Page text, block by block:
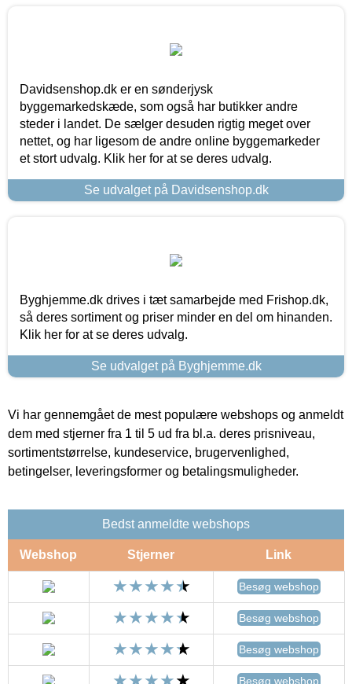
Davidsenshop.dk er en sønderjysk
byggemarkedskæde, som også har butikker andre
steder i landet. De sælger desuden rigtig meget over
nettet, og har ligesom de andre online byggemarkeder
et stort udvalg. Klik her for at se deres udvalg.
Se udvalget på Davidsenshop.dk
Byghjemme.dk drives i tæt samarbejde med Frishop.dk,
så deres sortiment og priser minder en del om hinanden.
Klik her for at se deres udvalg.
Se udvalget på Byghjemme.dk
Vi har gennemgået de mest populære webshops og anmeldt
dem med stjerner fra 1 til 5 ud fra bl.a. deres prisniveau,
sortimentstørrelse, kundeservice, brugervenlighed,
betingelser, leveringsformer og betalingsmuligheder.
Bedst anmeldte webshops
Webshop Stjerner Link
Besøg webshop
Besøg webshop
Besøg webshop
Besøg webshop